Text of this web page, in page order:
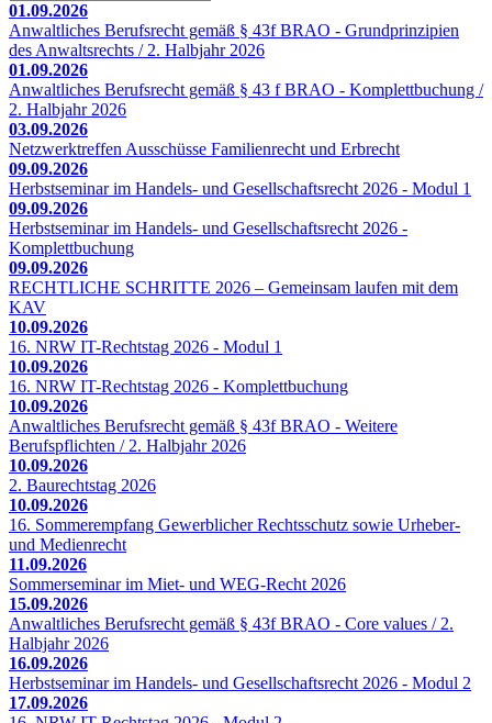
01.09.2026
Anwaltliches Berufsrecht gemäß § 43f BRAO - Grundprinzipien
des Anwaltsrechts / 2. Halbjahr 2026
01.09.2026
Anwaltliches Berufsrecht gemäß § 43 f BRAO - Komplettbuchung /
2. Halbjahr 2026
03.09.2026
Netzwerktreffen Ausschüsse Familienrecht und Erbrecht
09.09.2026
Herbstseminar im Handels- und Gesellschaftsrecht 2026 - Modul 1
09.09.2026
Herbstseminar im Handels- und Gesellschaftsrecht 2026 -
Komplettbuchung
09.09.2026
RECHTLICHE SCHRITTE 2026 – Gemeinsam laufen mit dem
KAV
10.09.2026
16. NRW IT-Rechtstag 2026 - Modul 1
10.09.2026
16. NRW IT-Rechtstag 2026 - Komplettbuchung
10.09.2026
Anwaltliches Berufsrecht gemäß § 43f BRAO - Weitere
Berufspflichten / 2. Halbjahr 2026
10.09.2026
2. Baurechtstag 2026
10.09.2026
16. Sommerempfang Gewerblicher Rechtsschutz sowie Urheber-
und Medienrecht
11.09.2026
Sommerseminar im Miet- und WEG-Recht 2026
15.09.2026
Anwaltliches Berufsrecht gemäß § 43f BRAO - Core values / 2.
Halbjahr 2026
16.09.2026
Herbstseminar im Handels- und Gesellschaftsrecht 2026 - Modul 2
17.09.2026